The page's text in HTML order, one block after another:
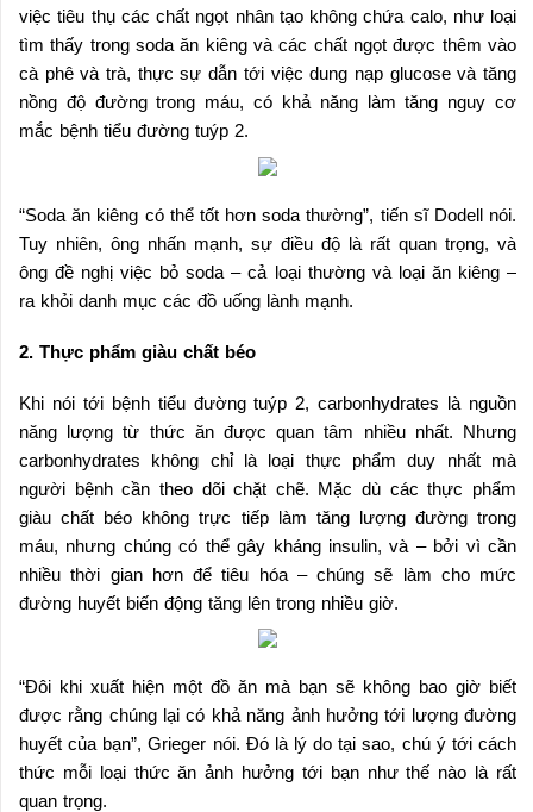
việc tiêu thụ các chất ngọt nhân tạo không chứa calo, như loại
tìm thấy trong soda ăn kiêng và các chất ngọt được thêm vào
cà phê và trà, thực sự dẫn tới việc dung nạp glucose và tăng
nồng độ đường trong máu, có khả năng làm tăng nguy cơ
mắc bệnh tiểu đường tuýp 2.
“Soda ăn kiêng có thể tốt hơn soda thường”, tiến sĩ Dodell nói.
Tuy nhiên, ông nhấn mạnh, sự điều độ là rất quan trọng, và
ông đề nghị việc bỏ soda – cả loại thường và loại ăn kiêng –
ra khỏi danh mục các đồ uống lành mạnh.
2. Thực phẩm giàu chất béo
Khi nói tới bệnh tiểu đường tuýp 2, carbonhydrates là nguồn
năng lượng từ thức ăn được quan tâm nhiều nhất. Nhưng
carbonhydrates không chỉ là loại thực phẩm duy nhất mà
người bệnh cần theo dõi chặt chẽ. Mặc dù các thực phẩm
giàu chất béo không trực tiếp làm tăng lượng đường trong
máu, nhưng chúng có thể gây kháng insulin, và – bởi vì cần
nhiều thời gian hơn để tiêu hóa – chúng sẽ làm cho mức
đường huyết biến động tăng lên trong nhiều giờ.
“Đôi khi xuất hiện một đồ ăn mà bạn sẽ không bao giờ biết
được rằng chúng lại có khả năng ảnh hưởng tới lượng đường
huyết của bạn”, Grieger nói. Đó là lý do tại sao, chú ý tới cách
thức mỗi loại thức ăn ảnh hưởng tới bạn như thế nào là rất
quan trọng.